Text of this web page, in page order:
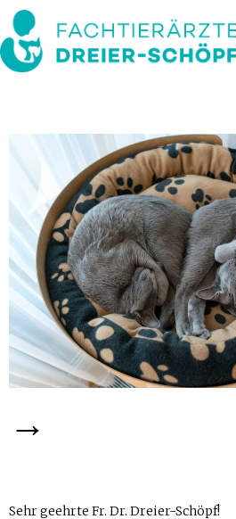
→
Sehr geehrte Fr. Dr. Dreier-Schöpf!